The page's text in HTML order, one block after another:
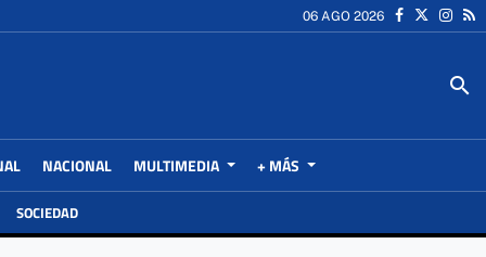
06 AGO 2026
search
NACIONAL MULTIMEDIA + MÁS
SOCIEDAD